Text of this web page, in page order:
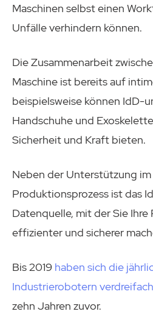
Maschinen selbst einen
Unfälle verhindern können.
Die Zusammenarbeit
Maschine ist bereits auf
beispielsweise können IdD-
Handschuhe und
Sicherheit und Kraft bieten.
Neben der Unterstützung
Produktionsprozess ist das
Datenquelle, mit der Sie
effizienter und sicherer
Bis 2019 haben sich die
Industrierobotern
zehn Jahren zuvor.